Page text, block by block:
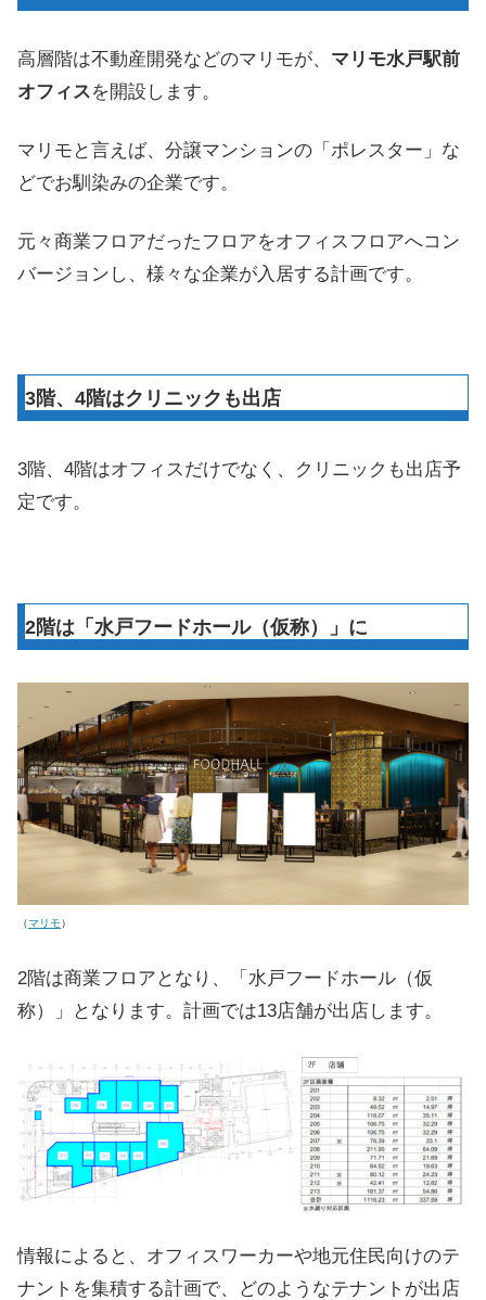
高層階は不動産開発などのマリモが、 マリモ水戸駅前
オフィスを開設します。
マリモと言えば、分譲マンションの「ポレスター」な
どでお馴染みの企業です。
元々商業フロアだったフロアをオフィスフロアへコン
バージョンし、様々な企業が入居する計画です。
3階、4階はクリニックも出店
3階、4階はオフィスだけでなく、クリニックも出店予
定です。
2階は「水戸フードホール（仮称）」に
（マリモ）
2階は商業フロアとなり、「水戸フードホール（仮
称）」となります。計画では13店舗が出店します。
情報によると、オフィスワーカーや地元住民向けのテ
ナントを集積する計画で、どのようなテナントが出店